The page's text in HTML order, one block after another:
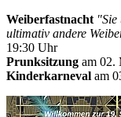
Weiberfastnacht "Sie
ultimativ andere
19:30 Uhr
Prunksitzung am 02.
Kinderkarneval am